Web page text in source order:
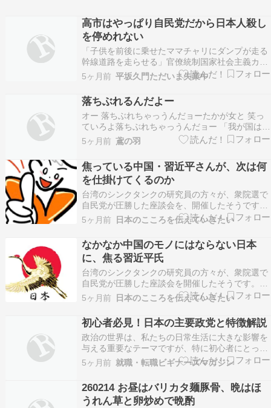
高市はやっぱり自民党だから日本人殺し
を停めれない
「子供を前後に乗せたママチャリにダンプが走る
幹線道路を走らせる」官僚統制国家社会主義カル
トならではのキチガイ法律で腰が抜ける．これ、
公明党と岸田が作った日本人殺し法律だ．日本人
殺しだから日本人殺し法律を作る．高市は日本人
殺しではないが、自民党総裁だから日本人殺し法
律を停めれない．…
5ヶ月前 平坂久門ただいま失業中
落ちぶれるんだよー
オー 落ちぶれちゃっうんだョーたかが女と 笑っ
ていろよ落ちぶれちゃっうんだョー 「我が国は兵
器の輸出をして金を稼ぐほど落ちぶれていな
い」。 半世紀前、当時外務相だった宮沢喜一・元
首相は国会でこう 答弁した。いま、高市早苗首相
が殺傷能力のある武器輸出の 全面的な解禁に進む
なか、17…
5ヶ月前 鳶の羽
焦っている中国・習近平さんが、次は何
を仕掛けてくるのか
台湾のシンクタンクの研究員の方々が、衆院選で
自民党が圧勝した座談会を、開催したそうです。
いつもありがとうございます。にほんブログ村議
題にあがったのは、中国の習近平国家主席が「日
本の大和魂を覚醒させた」この分析が識者から発
信され、台湾の参加者は喚起を上げました。即
ち、高市早苗首相が…
5ヶ月前 日本のこころを伝えていきたい
なかなか中国のモノにはならない日本
に、焦る習近平氏
台湾のシンクタンクの研究員の方々が、衆院選で
自民党が圧勝した座談会を開催したそうです。い
つもありがとうございます。にほんブログ村議題
にあがったのは、中国の習近平国家主席が「日本
の大和魂を覚醒させた」この分析が識者から発信
され、台湾の参加者は喚起を上げました。即ち、
高市早苗首相が日…
5ヶ月前 日本のこころを伝えていきたい
初心者必見！日本の主要政党と特徴解説
政治の世界は、私たちの日常生活に大きな影響を
与える重要なテーマですが、特に初心者にとって
はその全容を把握するのが難しいものです。日本
には多様な政党が存在し、それぞれが異なる理念
や政策を持っています。自民党や立憲民主党、公
明党、日本共産党といった主要政党の特徴を理解
することで、政治…
5ヶ月前 就職・転職ビギナーズマガジン
260214 お昼はバリカタ麺豚骨、晩はほ
うれん草と卵炒めで晩酌